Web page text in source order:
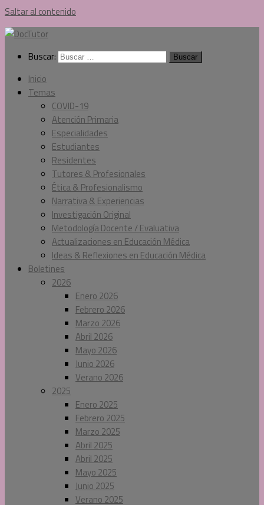
Saltar al contenido
Buscar:
Inicio
Temas
COVID-19
Atención Primaria
Especialidades
Estudiantes
Residentes
Tutores & Profesionales
Ética & Profesionalismo
Narrativa & Experiencias
Investigación Original
Metodología Docente / Evaluativa
Actualizaciones en Educación Médica
Ideas & Reflexiones en Educación Médica
Boletines
2026
Enero 2026
Febrero 2026
Marzo 2026
Abril 2026
Mayo 2026
Junio 2026
Verano 2026
2025
Enero 2025
Febrero 2025
Marzo 2025
Abril 2025
Abril 2025
Mayo 2025
Junio 2025
Verano 2025